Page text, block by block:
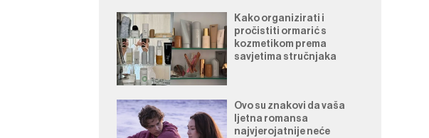
Kako organizirati i
pročistiti ormarić s
kozmetikom prema
savjetima stručnjaka
Ovo su znakovi da vaša
ljetna romansa
najvjerojatnije neće